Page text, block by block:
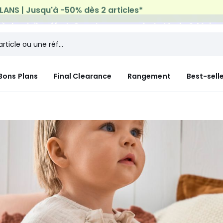
domicile offerte*sur tous vos achats Mode &
Plans Final Clearance Rangement Best-